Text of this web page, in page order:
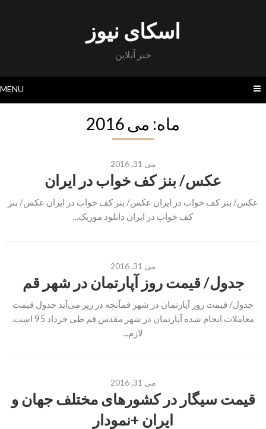
اسکای نیوز
خبر آنلاین
MENU
ماه: می 2016
می 31, 2016
عکس/ بنز کف خواب در ایران
عکس/ بنز کف خواب در ایران عکس/ بنز کف خواب در ایران عکس/ بنز
کف خواب در ایران دانلود موزیک...
می 31, 2016
جدول/ قیمت روز آپارتمان در شهر قم
جدول/ قیمت روز آپارتمان در شهر قمآنچه در زیر می‌آید جدول قیمت
معاملات انجام شده آپارتمان در شهر مقدس قم طی خرداد 95 است.
لازم...
می 31, 2016
قیمت سیگار در کشورهای مختلف جهان و
ایران +نمودار